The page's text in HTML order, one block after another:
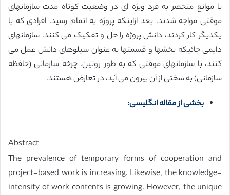
با موانع منحصر به فرد ویژه ای در وضعیت کوتاه مدت سازمانهای
موقتی مواجه شدند. بعد ازاینکه پروژه به اتمام رسید، افرادی که با
یکدیگر کار کردند، دانش پروژه را حل و تفکیک می کنند. سازمانهای
دایمی جائیکه بخشها و قسمتها به عنوان سیلوهای دانش عمل می
کنند، با سازمانهای موقتی که به طور روتین، چرخه سازمانی (حافظه
سازمانی) به سختی از آن بیرون می آید، در تعارض هستند.
بخشی از مقاله انگلیسی:
Abstract
The prevalence of temporary forms of cooperation and
project-based work is increasing. Likewise, the knowledge-
intensity of work contents is growing. However, the unique